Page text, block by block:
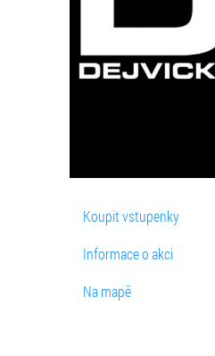
Koupit vstupenky
Informace o akci
Na mapě